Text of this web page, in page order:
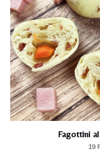
Fagottini
19